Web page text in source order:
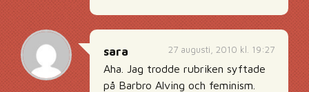
27 augusti, 2010 kl. 19:27
sara
Aha. Jag trodde rubriken syftade
på Barbro Alving och feminism.